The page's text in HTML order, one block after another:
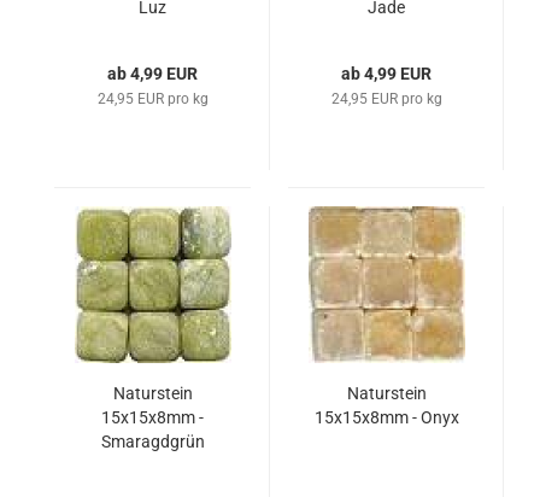
Luz
ab 4,99 EUR
24,95 EUR pro kg
Jade
ab 4,99 EUR
24,95 EUR pro kg
Naturstein
15x15x8mm -
Smaragdgrün
Naturstein
15x15x8mm - Onyx